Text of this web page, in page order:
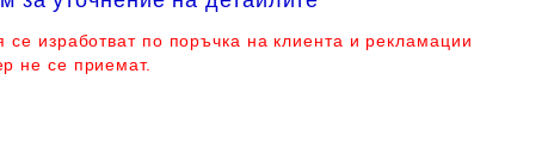
се изработват по поръчка на клиента и рекламации
не се приемат.